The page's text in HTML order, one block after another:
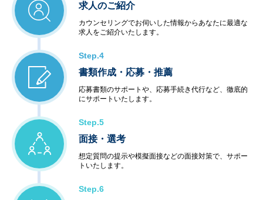
求人のご紹介
カウンセリングでお伺いした情報からあなたに最適な
求人をご紹介いたします。
Step.4
書類作成・応募・推薦
応募書類のサポートや、応募手続き代行など、徹底的
にサポートいたします。
Step.5
面接・選考
想定質問の提示や模擬面接などの面接対策で、サポー
トいたします。
Step.6